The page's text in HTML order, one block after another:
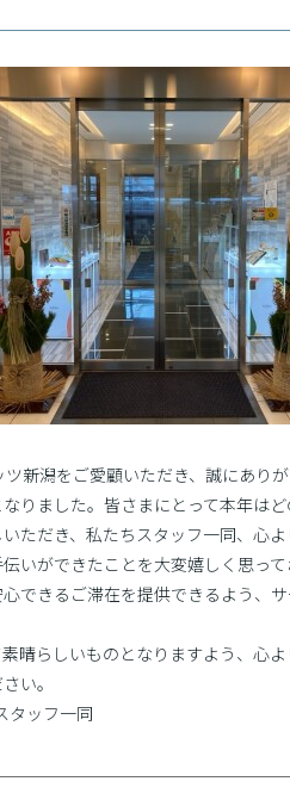
新潟をご愛顧いただき、誠にありが
りました。皆さまにとって本年は
ただき、私たちスタッフ一同、心よ
いができたことを大変嬉しく思って
できるご滞在を提供できるよう、
晴らしいものとなりますよう、心よ
い。
タッフ一同